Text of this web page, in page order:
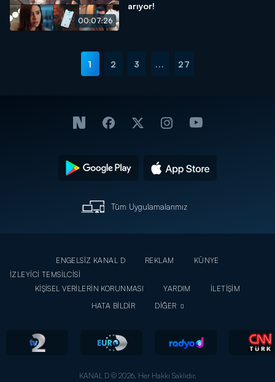
00:07:26
arıyor!
1 2 3 ... 27
Tüm Uygulamalarımız
ENGELSİZ KANAL D REKLAM
KÜNYE
İZLEYİCİ TEMSİLCİSİ
KİŞİSEL VERİLERİN KORUNMASI
YARDIM
İLETİŞİM
HATA BİLDİR
DİĞER
KANAL D © 2026. Her Hakkı Saklıdır.